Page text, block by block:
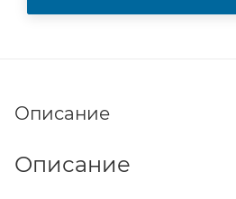
Описание
Описание